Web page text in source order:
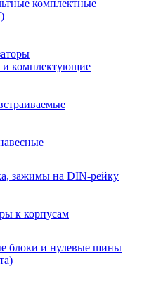
комплектные
и комплектующие
зажимы на DIN-рейку
к корпусам
блоки и нулевые шины